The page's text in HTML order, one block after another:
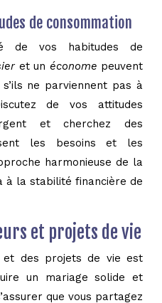
de consommation
de vos habitudes de
et un économe peuvent
ne parviennent pas à
de vos attitudes
et cherchez des
les besoins et les
harmonieuse de la
à la stabilité financière de
et projets de vie
et des projets de vie est
un mariage solide et
que vous partagez